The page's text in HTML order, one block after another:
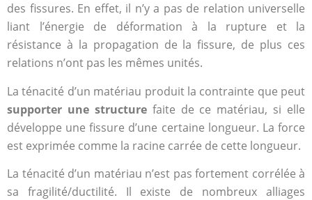
des fissures. En effet, il n’y a pas de relation universelle
liant l’énergie de déformation à la rupture et la
résistance à la propagation de la fissure, de plus ces
relations n’ont pas les mêmes unités.
La ténacité d’un matériau produit la contrainte que peut
supporter une structurefaite de ce matériau, si elle
développe une fissure d’une certaine longueur. La force
est exprimée comme la racine carrée de cette longueur.
La ténacité d’un matériau n’est pas fortement corrélée à
sa fragilité/ductilité. Il existe de nombreux alliages